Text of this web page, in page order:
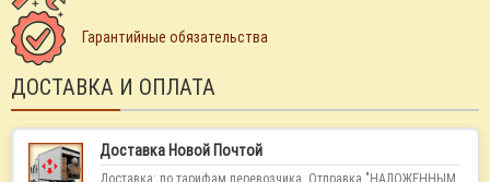
Гарантийные обязательства
ДОСТАВКА И ОПЛАТА
Доставка Новой Почтой
Доставка: по тарифам перевозчика. Отправка "НАЛОЖЕННЫМ